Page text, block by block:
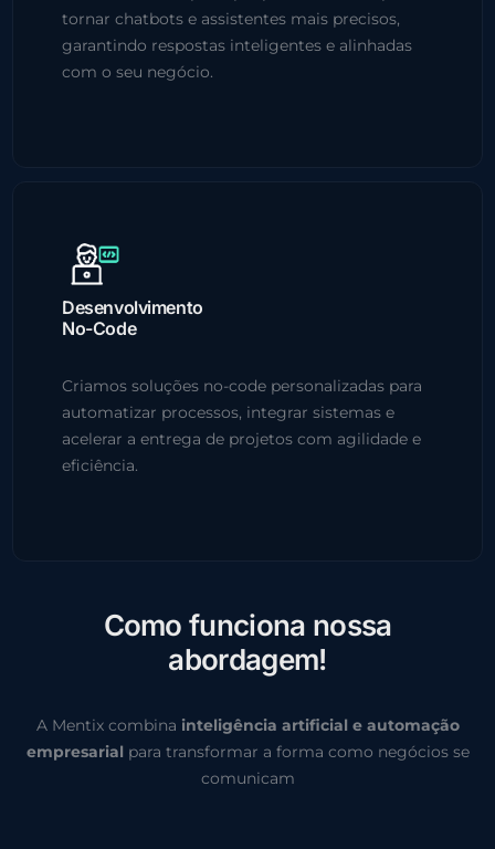
tornar chatbots e assistentes mais precisos,
garantindo respostas inteligentes e alinhadas
com o seu negócio.
Desenvolvimento
No-Code
Criamos soluções no-code personalizadas para
automatizar processos, integrar sistemas e
acelerar a entrega de projetos com agilidade e
eficiência.
Como funciona nossa
abordagem!
A Mentix combina inteligência artificial e automação
empresarial para transformar a forma como negócios se
comunicam